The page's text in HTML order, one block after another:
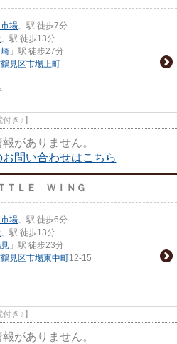
場 」駅 徒歩7分
」駅 徒歩13分
」駅 徒歩27分
見区市場上町
き♪】
がありません。
問い合わせはこちら
ＴＬＥ ＷＩＮＧ
場 」駅 徒歩6分
」駅 徒歩13分
」駅 徒歩23分
見区市場東中町12-15
き♪】
がありません。